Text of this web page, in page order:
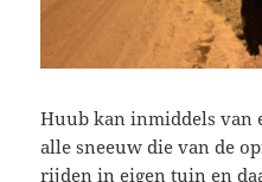
Huub kan inmiddels van
alle sneeuw die van de
rijden in eigen tuin en